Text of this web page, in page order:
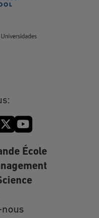
et Libertés
des
vous disposez
à
après votre
aux dispositions
d’introduire une
d’adresser
suivante
80 rue Roque de
École